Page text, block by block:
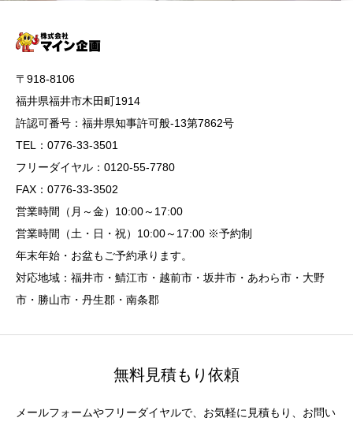
〒918-8106
福井県福井市木田町1914
許認可番号：福井県知事許可般-13第7862号
TEL：0776-33-3501
フリーダイヤル：0120-55-7780
FAX：0776-33-3502
営業時間（月～金）10:00～17:00
営業時間（土・日・祝）10:00～17:00 ※予約制
年末年始・お盆もご予約承ります。
対応地域：福井市・鯖江市・越前市・坂井市・あわら市・大野
市・勝山市・丹生郡・南条郡
無料見積もり依頼
メールフォームやフリーダイヤルで、お気軽に見積もり、お問い